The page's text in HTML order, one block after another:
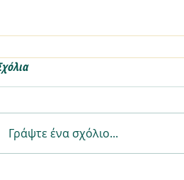
Γράψτε ένα σχόλιο...